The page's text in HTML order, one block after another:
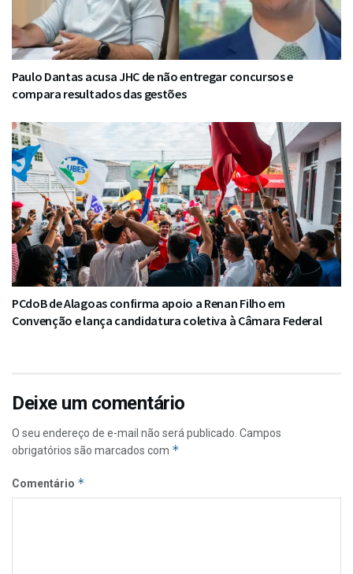
Paulo Dantas acusa JHC de não entregar concursos e
compara resultados das gestões
PCdoB de Alagoas confirma apoio a Renan Filho em
Convenção e lança candidatura coletiva à Câmara Federal
Deixe um comentário
O seu endereço de e-mail não será publicado. Campos
obrigatórios são marcados com *
Comentário *